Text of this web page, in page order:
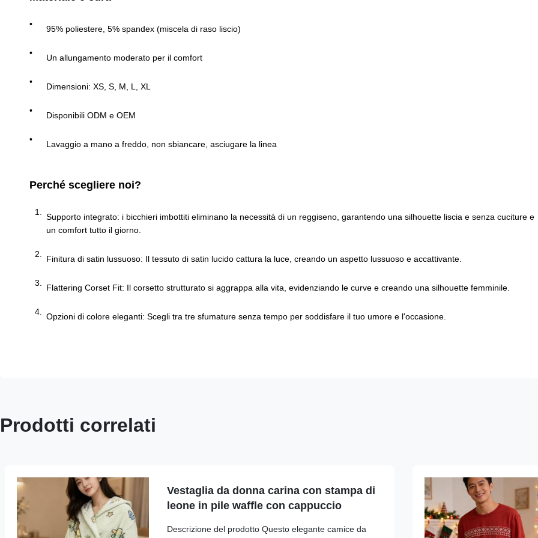
95% poliestere, 5% spandex (miscela di raso liscio)
Un allungamento moderato per il comfort
Dimensioni: XS, S, M, L, XL
Disponibili ODM e OEM
Lavaggio a mano a freddo, non sbiancare, asciugare la linea
Perché scegliere noi?
Supporto integrato: i bicchieri imbottiti eliminano la necessità di un reggiseno, garantendo una silhouette liscia e senza cuciture e
un comfort tutto il giorno.
Finitura di satin lussuoso: Il tessuto di satin lucido cattura la luce, creando un aspetto lussuoso e accattivante.
Flattering Corset Fit: Il corsetto strutturato si aggrappa alla vita, evidenziando le curve e creando una silhouette femminile.
Opzioni di colore eleganti: Scegli tra tre sfumature senza tempo per soddisfare il tuo umore e l'occasione.
Prodotti correlati
Vestaglia da donna carina con stampa di
leone in pile waffle con cappuccio
Descrizione del prodotto Questo elegante camice da